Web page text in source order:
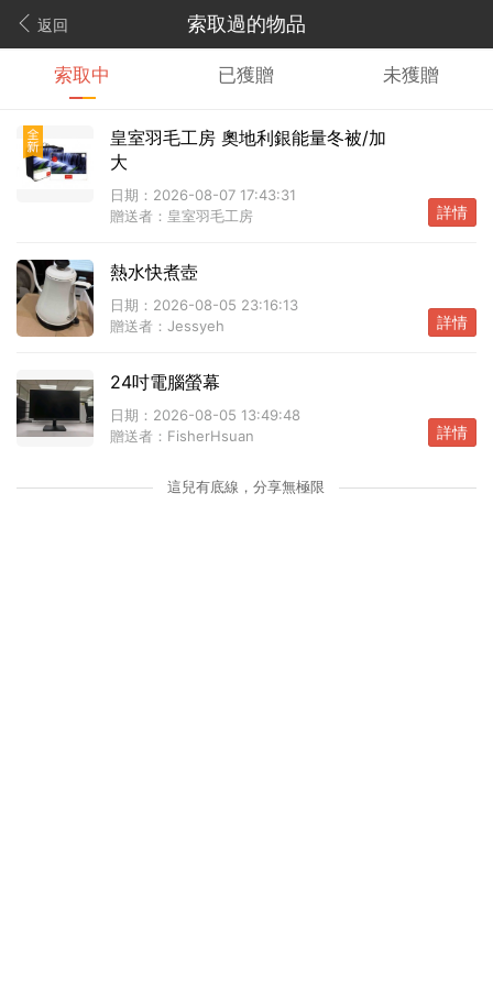
返回 索取過的物品
索取中 已獲贈 未獲贈
皇室羽毛工房 奧地利銀能量冬被/加
大
日期： 2026-08-07 17:43:31
贈送者： 皇室羽毛工房 詳情
熱水快煮壺
日期： 2026-08-05 23:16:13
贈送者： Jessyeh 詳情
24吋電腦螢幕
日期： 2026-08-05 13:49:48
贈送者： FisherHsuan 詳情
這兒有底線，分享無極限